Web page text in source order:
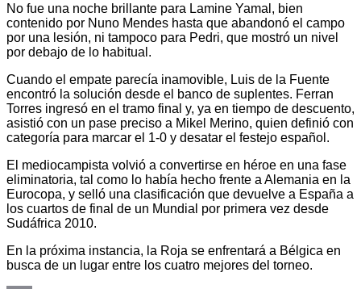
No fue una noche brillante para Lamine Yamal, bien
contenido por Nuno Mendes hasta que abandonó el campo
por una lesión, ni tampoco para Pedri, que mostró un nivel
por debajo de lo habitual.
Cuando el empate parecía inamovible, Luis de la Fuente
encontró la solución desde el banco de suplentes. Ferran
Torres ingresó en el tramo final y, ya en tiempo de descuento,
asistió con un pase preciso a Mikel Merino, quien definió con
categoría para marcar el 1-0 y desatar el festejo español.
El mediocampista volvió a convertirse en héroe en una fase
eliminatoria, tal como lo había hecho frente a Alemania en la
Eurocopa, y selló una clasificación que devuelve a España a
los cuartos de final de un Mundial por primera vez desde
Sudáfrica 2010.
En la próxima instancia, la Roja se enfrentará a Bélgica en
busca de un lugar entre los cuatro mejores del torneo.